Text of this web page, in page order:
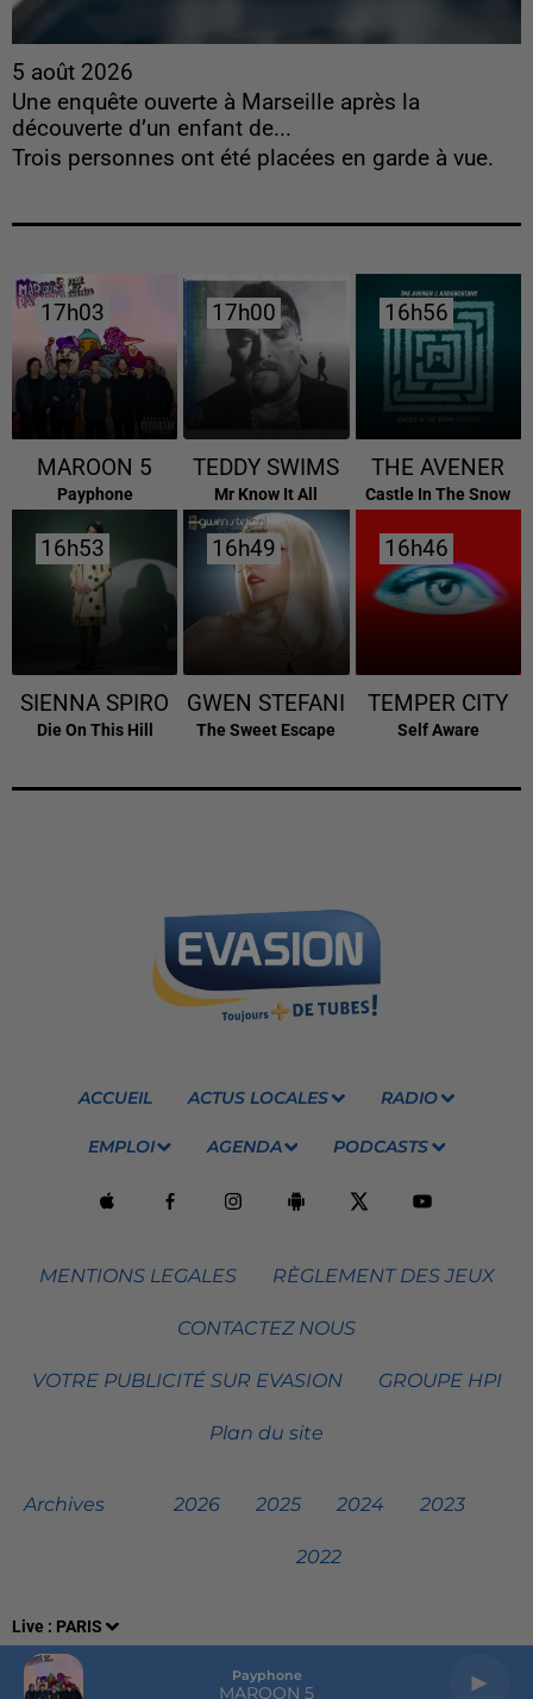
Live : PARIS
Payphone
MAROON 5
5 août 2026
Une enquête ouverte à Marseille après la
découverte d’un enfant de...
Trois personnes ont été placées en garde à vue.
17h03
17h03
MAROON 5
Payphone
17h00
17h00
TEDDY SWIMS
Mr Know It All
16h56
16h56
THE AVENER
Castle In The Snow
16h53
16h53
SIENNA SPIRO
Die On This Hill
16h49
16h49
GWEN STEFANI
The Sweet Escape
16h46
16h46
TEMPER CITY
Self Aware
ACCUEIL ACTUS LOCALES RADIO
EMPLOI AGENDA PODCASTS
MENTIONS LEGALES RÈGLEMENT DES JEUX
CONTACTEZ NOUS
VOTRE PUBLICITÉ SUR EVASION GROUPE HPI
Plan du site
Archives 2026 2025 2024 2023
2022